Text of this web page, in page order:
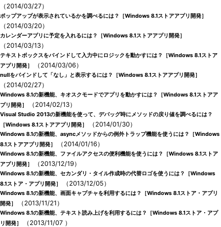
（2014/03/27）
ポップアップが表示されているかを調べるには？［Windows 8.1ストアアプリ開発］
（2014/03/20）
カレンダーアプリに予定を入れるには？［Windows 8.1ストアアプリ開発］
（2014/03/13）
テキストボックスをバインドして入力中にロジックを動かすには？［Windows 8.1ストア
アプリ開発］
（2014/03/06）
nullをバインドして「なし」と表示するには？［Windows 8.1ストアアプリ開発］
（2014/02/27）
Windows 8.1の新機能、キオスクモードでアプリを動かすには？［Windows 8.1ストアア
プリ開発］
（2014/02/13）
Visual Studio 2013の新機能を使って、デバッグ時にメソッドの戻り値を調べるには？
［Windows 8.1ストアアプリ開発］
（2014/01/30）
Windows 8.1の新機能、asyncメソッドからの例外トラップ機能を使うには？［Windows
8.1ストアアプリ開発］
（2014/01/16）
Windows 8.1の新機能、ファイルアクセスの便利機能を使うには？［Windows 8.1ストア
アプリ開発］
（2013/12/19）
Windows 8.1の新機能、セカンダリ・タイル作成時の代替ロゴを使うには？［Windows
8.1ストア・アプリ開発］
（2013/12/05）
Windows 8.1の新機能、画面キャプチャを利用するには？［Windows 8.1ストア・アプリ
開発］
（2013/11/21）
Windows 8.1の新機能、テキスト読み上げを利用するには？［Windows 8.1ストア・アプ
リ開発］
（2013/11/07 ）